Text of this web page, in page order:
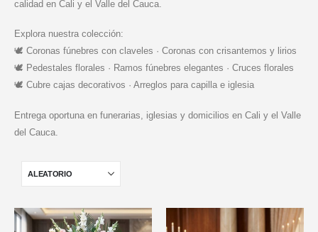
calidad en Cali y el Valle del Cauca.
Explora nuestra colección:
🕊️ Coronas fúnebres con claveles · Coronas con crisantemos y lirios
🕊️ Pedestales florales · Ramos fúnebres elegantes · Cruces florales
🕊️ Cubre cajas decorativos · Arreglos para capilla e iglesia
Entrega oportuna en funerarias, iglesias y domicilios en Cali y el Valle
del Cauca.